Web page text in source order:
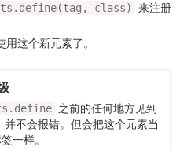
class)
来注册
这个新元素了。
之前的任何地方见到
并不会报错。但会把这个元素当
一样。